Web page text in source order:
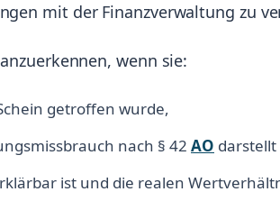
mit der Finanzverwaltung zu
wenn sie:
getroffen wurde,
nach § 42 AO
ist und die realen